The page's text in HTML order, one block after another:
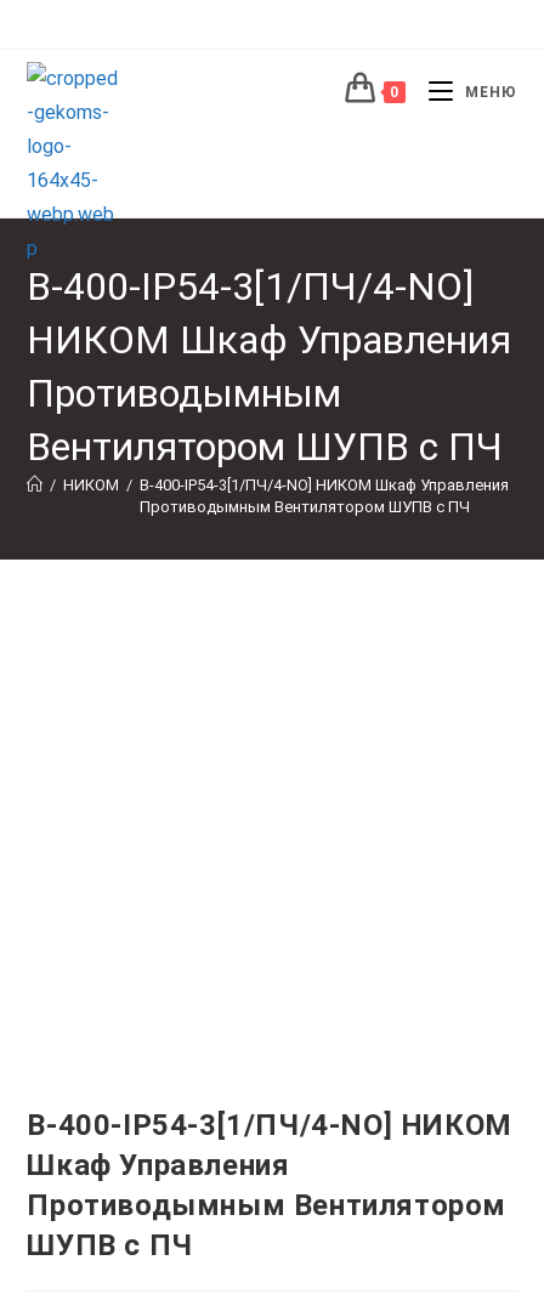
содержимому
0 МЕНЮ
В-400-IP54-3[1/ПЧ/4-NO]
НИКОМ Шкаф Управления
Противодымным
Вентилятором ШУПВ с ПЧ
/ НИКОМ / В-400-IP54-3[1/ПЧ/4-NO] НИКОМ Шкаф Управления
Противодымным Вентилятором ШУПВ с ПЧ
В-400-IP54-3[1/ПЧ/4-NO] НИКОМ
Шкаф Управления
Противодымным Вентилятором
ШУПВ с ПЧ